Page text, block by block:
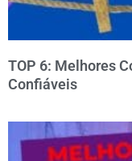
TOP 6: Melhores
Confiáveis